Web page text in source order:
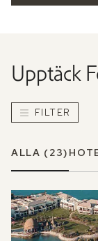
Upptäck
FILTER
ALLA (23)